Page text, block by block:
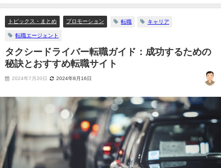
の秘訣とおすすめ転職サイト
トピックス・まとめ プロモーション 転職 キャリア
転職エージェント
タクシードライバー転職ガイド：成功するための
秘訣とおすすめ転職サイト
2024年7月20日 2024年8月16日